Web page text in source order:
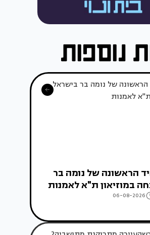
הראשונה של נומה בר
במוזיאון ת"א לאמנות
06-08-2026